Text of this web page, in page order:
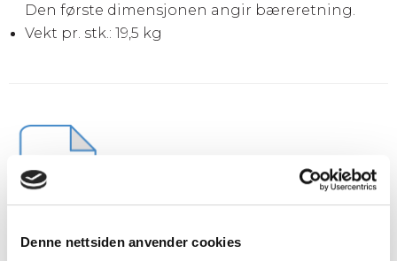
Denne nettsiden anvender cookies
Den første dimensjonen angir bæreretning.
Vekt pr. stk.: 19,5 kg